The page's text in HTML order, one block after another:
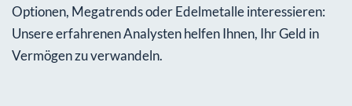
Optionen, Megatrends oder Edelmetalle interessieren:
Unsere erfahrenen Analysten helfen Ihnen, Ihr Geld in
Vermögen zu verwandeln.